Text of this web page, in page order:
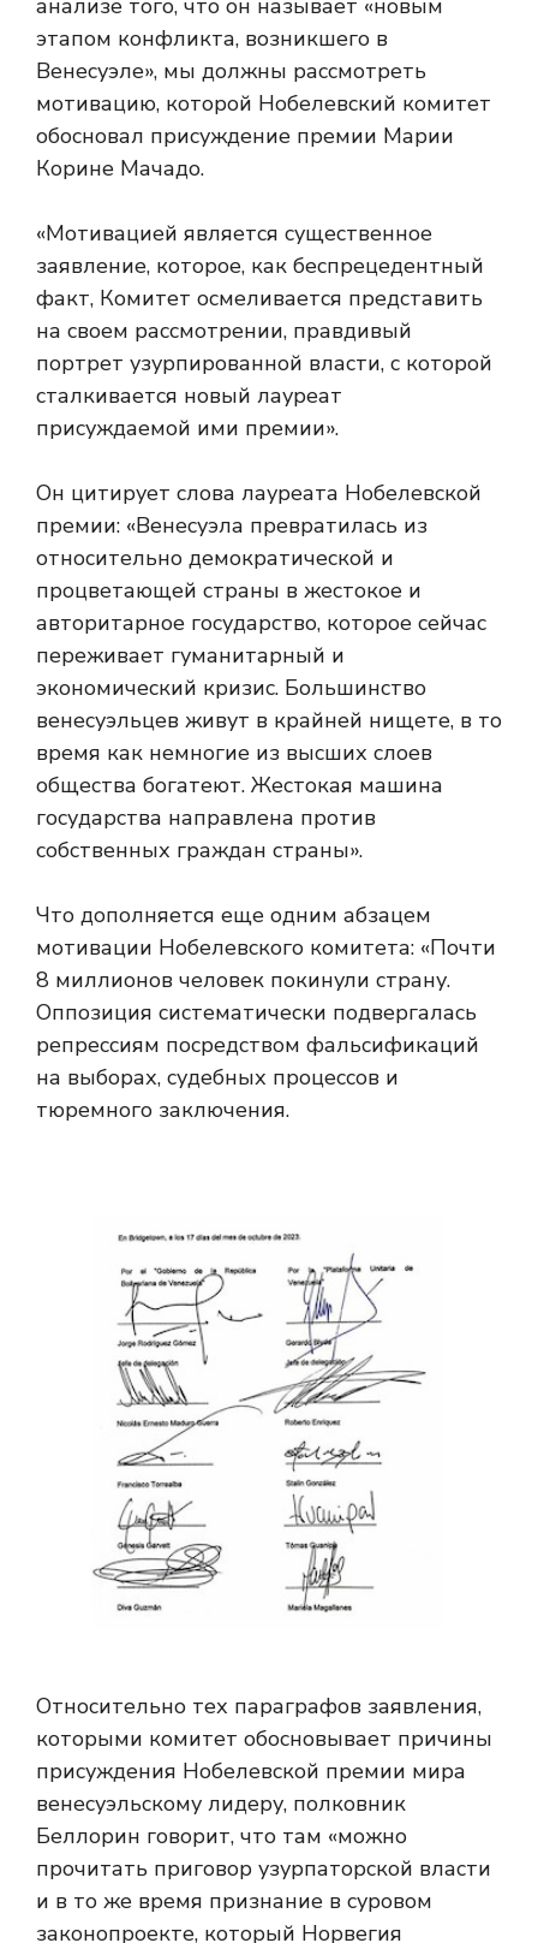
этапом конфликта, возникшего в
Венесуэле», мы должны рассмотреть
мотивацию, которой Нобелевский комитет
обосновал присуждение премии Марии
Корине Мачадо.
«Мотивацией является существенное
заявление, которое, как беспрецедентный
факт, Комитет осмеливается представить
на своем рассмотрении, правдивый
портрет узурпированной власти, с которой
сталкивается новый лауреат
присуждаемой ими премии».
Он цитирует слова лауреата Нобелевской
премии: «Венесуэла превратилась из
относительно демократической и
процветающей страны в жестокое и
авторитарное государство, которое сейчас
переживает гуманитарный и
экономический кризис. Большинство
венесуэльцев живут в крайней нищете, в то
время как немногие из высших слоев
общества богатеют. Жестокая машина
государства направлена ​​против
собственных граждан страны».
Что дополняется еще одним абзацем
мотивации Нобелевского комитета: «Почти
8 миллионов человек покинули страну.
Оппозиция систематически подвергалась
репрессиям посредством фальсификаций
на выборах, судебных процессов и
тюремного заключения.
Относительно тех параграфов заявления,
которыми комитет обосновывает причины
присуждения Нобелевской премии мира
венесуэльскому лидеру, полковник
Беллорин говорит, что там «можно
прочитать приговор узурпаторской власти
и в то же время признание в суровом
законопроекте, который Норвегия